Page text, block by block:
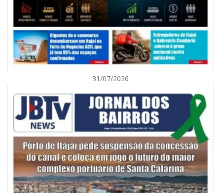
Navegantes celebra 64 anos com shows nacionais de Ferrugem, Banda
Morada e Chiquito & Bordoneio
ITAJAÍ
31/07/2026